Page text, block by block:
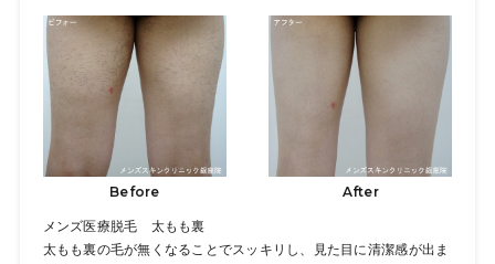
Before After
メンズ医療脱毛 太もも裏
太もも裏の毛が無くなることでスッキリし、見た目に清潔感が出ま